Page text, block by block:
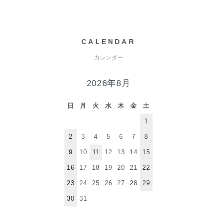
CALENDAR
カレンダー
2026年8月
日 月 火 水 木 金 土
1
2 3 4 5 6 7 8
9 10 11 12 13 14 15
16 17 18 19 20 21 22
23 24 25 26 27 28 29
30 31